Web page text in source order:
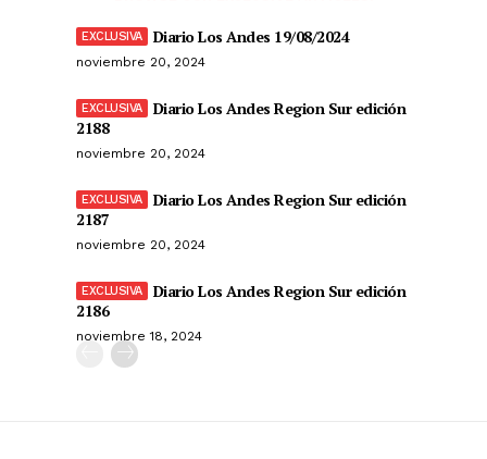
Diario Los Andes 19/08/2024
noviembre 20, 2024
Diario Los Andes Region Sur edición
2188
noviembre 20, 2024
Diario Los Andes Region Sur edición
2187
noviembre 20, 2024
Diario Los Andes Region Sur edición
2186
noviembre 18, 2024